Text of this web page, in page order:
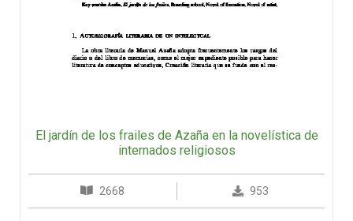
El jardín de los frailes de Azaña en la novelística de
internados religiosos
2668 953